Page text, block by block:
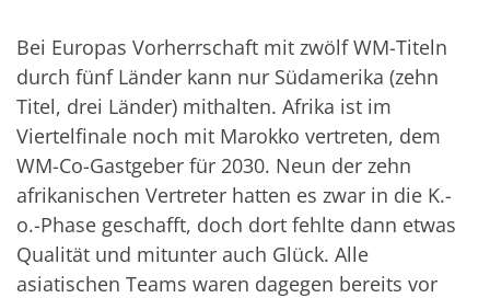
Bei Europas Vorherrschaft mit zwölf WM-Titeln
durch fünf Länder kann nur Südamerika (zehn
Titel, drei Länder) mithalten. Afrika ist im
Viertelfinale noch mit Marokko vertreten, dem
WM-Co-Gastgeber für 2030. Neun der zehn
afrikanischen Vertreter hatten es zwar in die K.-
o.-Phase geschafft, doch dort fehlte dann etwas
Qualität und mitunter auch Glück. Alle
asiatischen Teams waren dagegen bereits vor